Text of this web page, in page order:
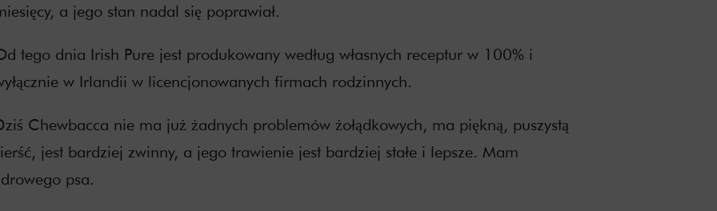
a jego stan nadal się poprawiał.
tego dnia Irish Pure jest produkowany według własnych receptur w 100% i
w Irlandii w licencjonowanych firmach rodzinnych.
Chewbacca nie ma już żadnych problemów żołądkowych, ma piękną, puszystą
jest bardziej zwinny, a jego trawienie jest bardziej stałe i lepsze. Mam
psa.